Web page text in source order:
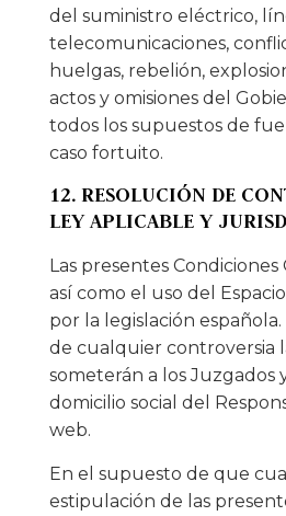
del suministro eléctrico,
telecomunicaciones,
huelgas, rebelión,
actos y omisiones del
todos los supuestos de
caso fortuito.
12. RESOLUCIÓN DE
LEY APLICABLE Y
Las presentes Condiciones
así como el uso del
por la legislación
de cualquier controversia
someterán a los Juzgados
domicilio social del
web.
En el supuesto de que
estipulación de las